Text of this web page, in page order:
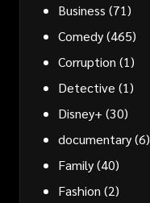
Business (71)
Comedy(465)
Corruption (1)
Detective (1)
Disney+ (30)
documentary(6)
Family(40)
Fashion (2)